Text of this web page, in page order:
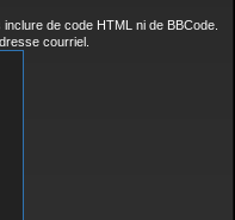
de code HTML ni de BBCode.
courriel.